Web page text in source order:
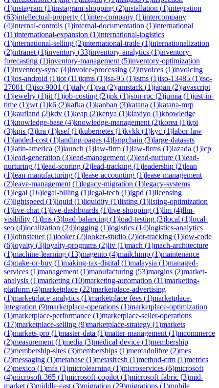
(1)instagram (1)instagram-shopping (2)installation (1)integration
(63)intellectual-property (1)inter-company (1)intercompany
(4)internal-controls (1)internal-documentation (1)international
(11)international-expansion (1)international-logistics
(1)international-selling (2)international-trade (1)internationalization
(2)intranet (1)inventory (33)inventory-analytics (1)inventory-
forecasting (1)inventory-management (5)inventory-optimization
(1)inventory-sync (4)invoice-processing (2)invoices (1)invoicing
(1)ios-android (1)iot (11)iqms (1)isa-95 (1)isms (1)iso-13485 (1)iso-
27001 (3)iso-9001 (1)italy (1)iva (2)jamstack (1)japan (2)javascript
(1)jewelry (1)jit (1)job-costing (2)jpk (1)json-rpc (2)jumia (1)just-in-
time (1)jwt (1)k6 (2)kafka (1)kanban (3)katana (1)katana-mrp
(1)kaufland (2)kdv (1)keap (2)kenya (1)klaviyo (1)knowledge
(1)knowledge-base (4)knowledge-management (2)korea (1)kpi
(3)kpis (3)kra (1)ksef(1)kubernetes (1)kvkk (1)kyc (1)labor-law
(1)landed-cost (1)landing-pages (4)langchain (3)large-datasets
(1)latin-america (3)launch (1)law-firm (1)law-firms (1)lazada (1)lcp
(1)lead-generation (3)lead-management (2)lead-nurture (1)lead-
nurturing (1)lead-scoring (2)lead-tracking (1)leadership (2)lean
(1)lean-manufacturing (1)lease-accounting (1)lease-management
(2)leave-management (1)legacy-migration (1)legacy-systems
(1)legal (16)legal-billing (1)legal-tech (1)lgpd (1)licensing
(7)lightspeed (1)liquid (1)liquidity (1)listing (1)listing-optimization
(1)live-chat (1)live-dashboards (1)live-shopping (1)llm (4)llm-
visibility (1)lms (3)load-balancing (1)load-testing (3)local (1)local-
seo (4)localization (24)logging (1)logistics (14)logistics-analytics
(1)lohnsteuer(1)looker(2)looker-studio (2)lot-tracking (1)low-code
(6)loyalty (3)loyalty-programs (2)ltv (1)mach (1)mach-architecture
(1)machine-learning (13)magento (4)mailchimp (1)maintenance
(4)make-or-buy (1)making-tax-digital (1)malaysia (1)managed-
services (1)management (1)manufacturing (53)margins (2)market-
analysis (1)marketing (10)marketing-automation (11)marketing-
platform (4)marketplace (22)marketplace-advertising
(1)marketplace-analytics (1)marketplace-fees (1)marketplace-
integration (9)marketplace-operations (1)marketplace-optimization
(1)marketplace-performance (1)marketplace-seller-operations
(17)marketplace-selling (9)marketplace-strategy (1)markets
(1)markets-pro (1)master-data (1)matter-management (1)mcommerce
(2)measurement (1)media (3)medical-device (1)membership
(2)membership-sites (3)memberships (1)mercadolibre (2)mes
(2)messaging (1)metabase (1)metasfresh (1)method-crm (1)metrics
(2)mexico (1)mfa (1)microlearning (1)microservices (6)microsoft
(4)microsoft-365 (1)microsoft-copilot (1)microsoft-fabric (3)mid-
market (3)middle-east (3)migration (29)migrations (1)mobile